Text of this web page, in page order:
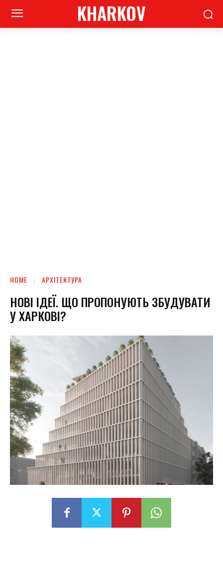
KHARKOV
HOME АРХІТЕКТУРА
НОВІ ІДЕЇ. ЩО ПРОПОНУЮТЬ ЗБУДУВАТИ
У ХАРКОВІ?